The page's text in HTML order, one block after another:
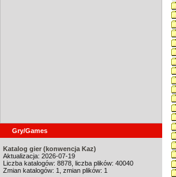
Gry/Games
Katalog gier (konwencja Kaz)
Aktualizacja: 2026-07-19
Liczba katalogów: 8878, liczba plików: 40040
Zmian katalogów: 1, zmian plików: 1